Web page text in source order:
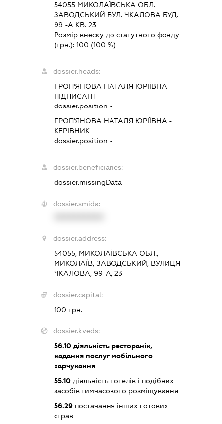
54055 МИКОЛАЇВСЬКА ОБЛ.
ЗАВОДСЬКИЙ ВУЛ. ЧКАЛОВА БУД.
99 -А КВ. 23
Розмір внеску до статутного фонду
(грн.):100 (100 %)
dossier.heads:
ГРОП'ЯНОВА НАТАЛЯ ЮРІЇВНА -
ПІДПИСАНТ
dossier.position -
ГРОП'ЯНОВА НАТАЛЯ ЮРІЇВНА -
КЕРІВНИК
dossier.position -
dossier.beneficiaries:
dossier.missingData
dossier.smida:
dossier.address:
54055, МИКОЛАЇВСЬКА ОБЛ.,
МИКОЛАЇВ, ЗАВОДСЬКИЙ, ВУЛИЦЯ
ЧКАЛОВА, 99-А, 23
dossier.capital:
100 грн.
dossier.kveds:
56.10 діяльність ресторанів,
надання послуг мобільного
харчування
55.10 діяльність готелів і подібних
засобів тимчасового розміщування
56.29 постачання інших готових
страв